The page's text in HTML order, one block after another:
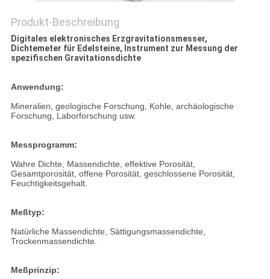
Produkt-Beschreibung
Digitales elektronisches Erzgravitationsmesser,
Dichtemeter für Edelsteine, Instrument zur Messung der
spezifischen Gravitationsdichte
Anwendung:
Mineralien, geologische Forschung, Kohle, archäologische
Forschung, Laborforschung usw.
Messprogramm:
Wahre Dichte, Massendichte, effektive Porosität,
Gesamtporosität, offene Porosität, geschlossene Porosität,
Feuchtigkeitsgehalt.
Meßtyp:
Natürliche Massendichte, Sättigungsmassendichte,
Trockenmassendichte.
Meßprinzip: